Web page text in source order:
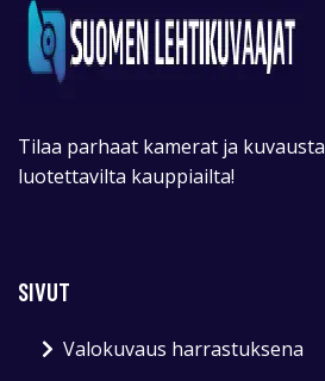
Tilaa parhaat kamerat ja
luotettavilta kauppiailta!
SIVUT
Valokuvaus harrastuksena